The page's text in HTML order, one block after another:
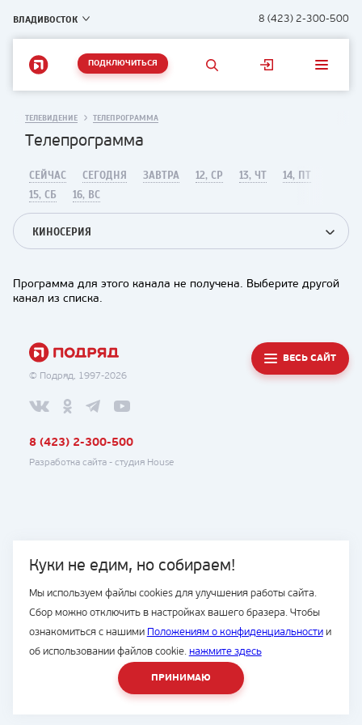
ВЛАДИВОСТОК 8 (423) 2-300-500
ПОДКЛЮЧИТЬСЯ
Куки не едим, но собираем!
Мы используем файлы cookies для улучшения работы сайта.
Сбор можно отключить в настройках вашего бразера. Чтобы
ознакомиться с нашими Положениям о конфиденциальностии
об использовании файлов cookie. нажмите здесь
ПРИНИМАЮ
ТЕЛЕВИДЕНИЕ ТЕЛЕПРОГРАММА
Телепрограмма
СЕЙЧАС СЕГОДНЯ ЗАВТРА 12, СР 13, ЧТ
14, ПТ
15, СБ
16, ВС
КИНОСЕРИЯ
Программа для этого канала не получена. Выберите другой
канал из списка.
© Подряд, 1997-2026
ВЕСЬ САЙТ
8 (423) 2-300-500
Разработка сайта - студия House